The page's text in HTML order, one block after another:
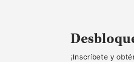
¡Inscríbete y